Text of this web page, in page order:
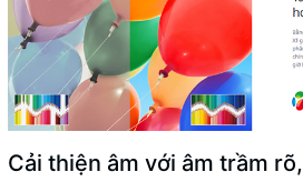
Cải thiện âm với âm trầm